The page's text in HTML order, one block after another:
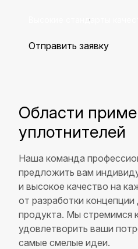
Высокие стандарты
Отправить заявку
Области
уплотнителей
Наша команда
предложить вам
и высокое качество на
от разработки
продукта. Мы стремимся
удовлетворить ваши
самые смелые идеи.